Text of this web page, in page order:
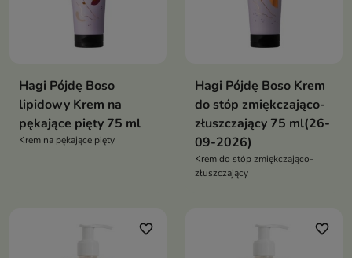
Hagi Pójdę Boso
lipidowy Krem na
pękające pięty 75 ml
Krem na pękające pięty
Hagi Pójdę Boso Krem
do stóp zmiękczająco-
złuszczający 75 ml(26-
09-2026)
Krem do stóp zmiękczająco-
złuszczający
favorite_border favorite_border